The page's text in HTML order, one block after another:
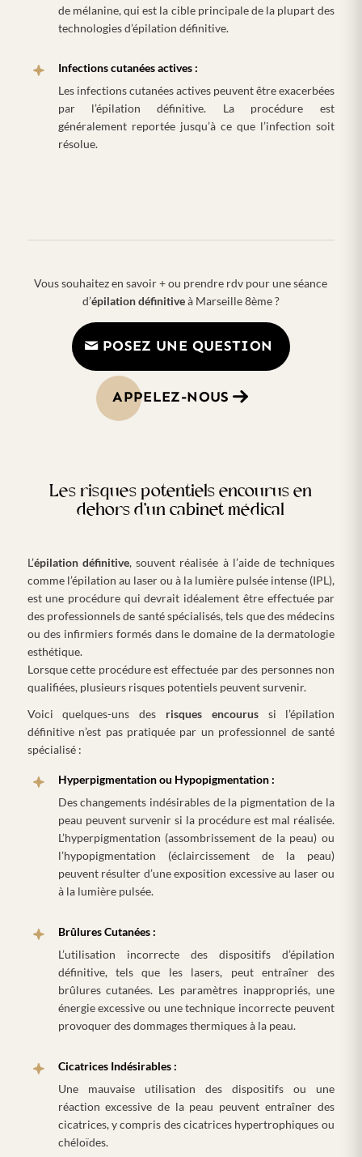
de mélanine, qui est la cible principale de la plupart des
technologies d’épilation définitive.
Infections cutanées actives :
Les infections cutanées actives peuvent être exacerbées
par l’épilation définitive. La procédure est
généralement reportée jusqu’à ce que l’infection soit
résolue.
Vous souhaitez en savoir + ou prendre rdv pour une séance
d’épilation définitiveà Marseille 8ème ?
POSEZ UNE QUESTION
APPELEZ-NOUS
Les risques potentiels encourus en
dehors d’un cabinet médical
L’épilation définitive, souvent réalisée à l’aide de techniques
comme l’épilation au laser ou à la lumière pulsée intense (IPL),
est une procédure qui devrait idéalement être effectuée par
des professionnels de santé spécialisés, tels que des médecins
ou des infirmiers formés dans le domaine de la dermatologie
esthétique.
Lorsque cette procédure est effectuée par des personnes non
qualifiées, plusieurs risques potentiels peuvent survenir.
Voici quelques-uns des risques encourussi l’épilation
définitive n’est pas pratiquée par un professionnel de santé
spécialisé :
Hyperpigmentation ou Hypopigmentation :
Des changements indésirables de la pigmentation de la
peau peuvent survenir si la procédure est mal réalisée.
L’hyperpigmentation (assombrissement de la peau) ou
l’hypopigmentation (éclaircissement de la peau)
peuvent résulter d’une exposition excessive au laser ou
à la lumière pulsée.
Brûlures Cutanées :
L’utilisation incorrecte des dispositifs d’épilation
définitive, tels que les lasers, peut entraîner des
brûlures cutanées. Les paramètres inappropriés, une
énergie excessive ou une technique incorrecte peuvent
provoquer des dommages thermiques à la peau.
Cicatrices Indésirables :
Une mauvaise utilisation des dispositifs ou une
réaction excessive de la peau peuvent entraîner des
cicatrices, y compris des cicatrices hypertrophiques ou
chéloïdes.